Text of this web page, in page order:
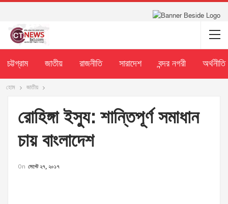
চট্টগ্রাম জাতীয় রাজনীতি সারাদেশ বন্দর নগরী অর্থনীতি
হোম জাতীয়
রোহিঙ্গা ইস্যু: শান্তিপূর্ণ সমাধান
চায় বাংলাদেশ
On সেপ্টে ২৭, ২০১৭